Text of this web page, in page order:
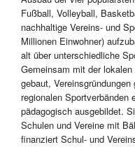
Fußball, Volleyball,
nachhaltige Vereins- und
Millionen Einwohner)
alt über unterschiedliche
Gemeinsam mit der
gebaut,
regionalen Sportverbänden
pädagogisch ausgebildet.
Schulen und Vereine mit
finanziert Schul- und